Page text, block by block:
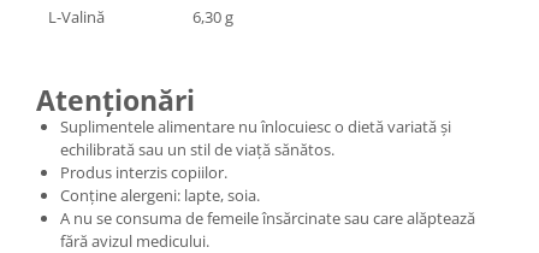
L-Valină
6,30 g
Atenționări
Suplimentele alimentare nu înlocuiesc o dietă variată și
echilibrată sau un stil de viață sănătos.
Produs interzis copiilor.
Conține alergeni: lapte, soia.
A nu se consuma de femeile însărcinate sau care alăptează
fără avizul medicului.